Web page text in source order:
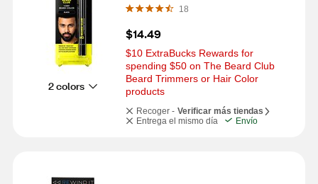
2 colors
18
$14.49
$10 ExtraBucks Rewards for
spending $50 on The Beard Club
Beard Trimmers or Hair Color
products
Recoger - Verificar más tiendas
Entrega el mismo día
Envío